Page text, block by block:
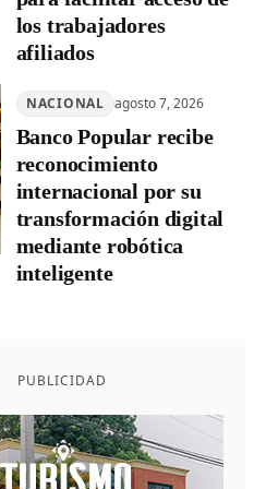
los trabajadores
afiliados
NACIONAL agosto 7, 2026
Banco Popular recibe
reconocimiento
internacional por su
transformación digital
mediante robótica
inteligente
PUBLICIDAD